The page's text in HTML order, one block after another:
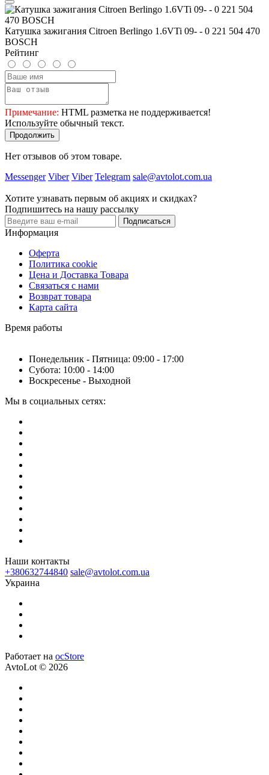
Катушка зажигания Citroen Berlingo 1.6VTi 09- - 0 221 504 470
BOSCH
Рейтинг
Примечание: HTML разметка не поддерживается!
Используйте обычный текст.
Продолжить
Нет отзывов об этом товаре.
Messenger Viber Viber Telegram sale@avtolot.com.ua
Хотите узнавать первым об акциях и скидках?
Подпишитесь на нашу рассылку
Подписаться
Информация
Оферта
Политика cookie
Цена и Доставка Товара
Связаться с нами
Возврат товара
Карта сайта
Время работы
Понедельник - Пятница: 09:00 - 17:00
Субота: 10:00 - 14:00
Воскресенье - Выходной
Мы в социальных сетях:
Наши контакты
+380632744840 sale@avtolot.com.ua
Украина
Работает на ocStore
AvtoLot © 2026